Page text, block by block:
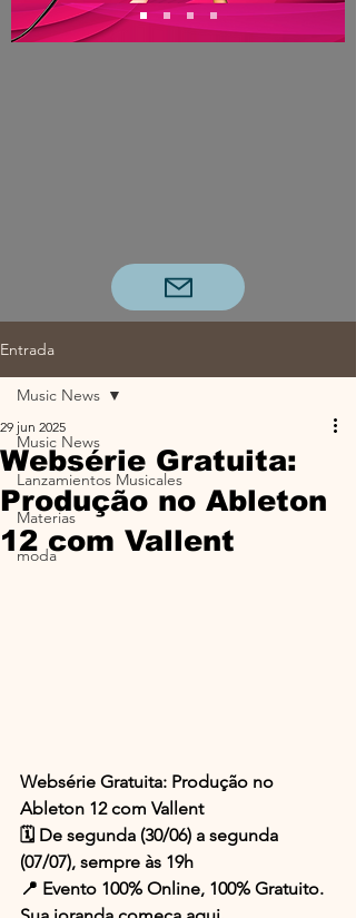
Entrada
Music News
Lanzamientos Musicales
Materias
moda
Music News
Websérie Gratuita:
Produção no Ableton
12 com Vallent
29 jun 2025
Websérie Gratuita: Produção no
Ableton 12 com Vallent
🗓️ De segunda (30/06) a segunda
(07/07), sempre às 19h
📍 Evento 100% Online, 100% Gratuito.